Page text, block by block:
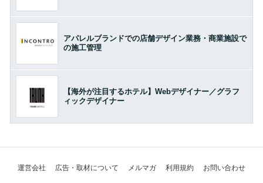
アパレルブランドでの店舗デザイン業務・商業施設で
の施工管理
【海外が注目するホテル】Webデザイナー／グラフ
ィックデザイナー
運営会社 広告・取材について メルマガ 利用規約 お問い合わせ